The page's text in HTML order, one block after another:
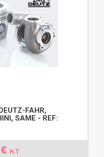
FAHR,
SAME - REF:
H.T